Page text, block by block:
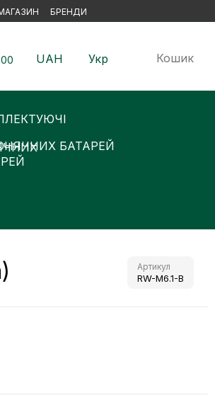
БРЕНДИ
UAH Укр Кошик
БАТАРЕЙ
Артикул
RW-M6.1-B